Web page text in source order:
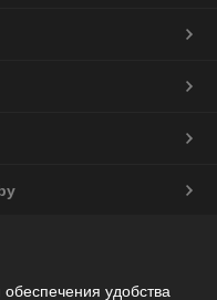
Алла Ивановна
удобства